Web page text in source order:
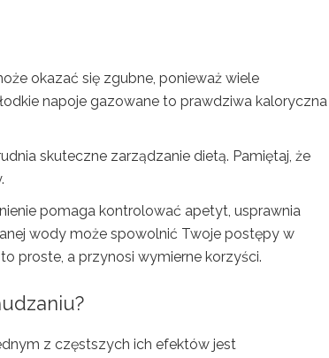
okazać się zgubne, ponieważ wiele
napoje gazowane to prawdziwa kaloryczna
skuteczne zarządzanie dietą. Pamiętaj, że
pomaga kontrolować apetyt, usprawnia
wody może spowolnić Twoje postępy w
proste, a przynosi wymierne korzyści.
z częstszych ich efektów jest